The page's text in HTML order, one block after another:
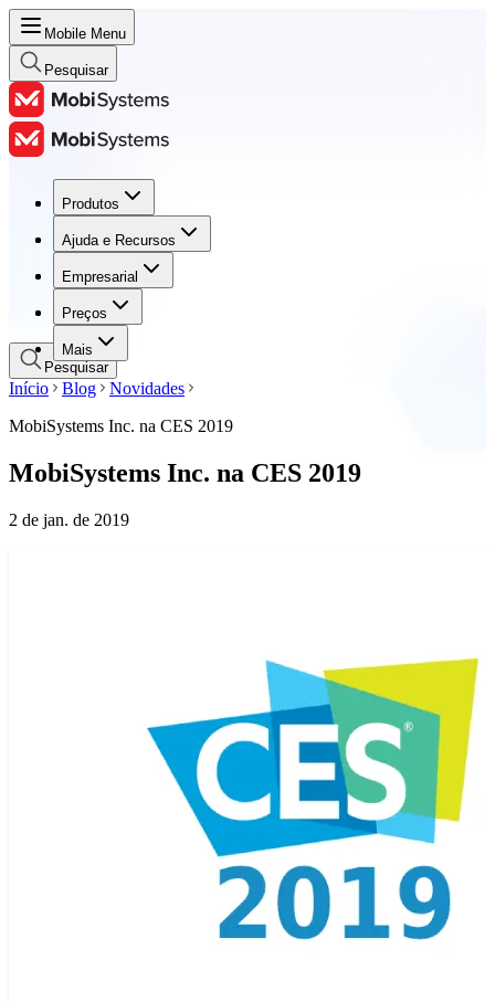
Mobile Menu
Pesquisar
Produtos
Ajuda e Recursos
Empresarial
Preços
Mais
Produtos
Ajuda e Recursos
Empresarial
Preços
Pesquisar
Início Blog
Novidades
MobiSystems Inc. na CES 2019
MobiSystems Inc. na CES 2019
2 de jan. de 2019